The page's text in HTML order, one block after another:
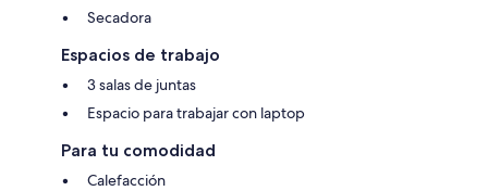
Secadora
Espacios de trabajo
3 salas de juntas
Espacio para trabajar con laptop
Para tu comodidad
Calefacción